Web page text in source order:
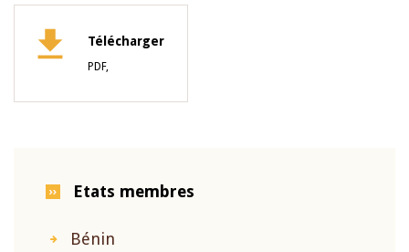
Télécharger
PDF,
Etats membres
Bénin